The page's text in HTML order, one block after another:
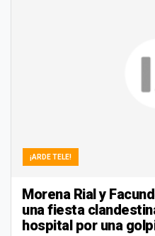
¡ARDE TELE!
Morena Rial y
una fiesta
hospital por una